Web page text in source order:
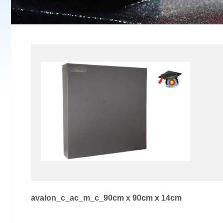
Navigation
avalon_c_ac_m_c_90cm x 90cm x 14cm